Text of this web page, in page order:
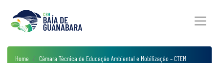
Home
Câmara Técnica de Educação Ambiental e Mobilização – CTEM